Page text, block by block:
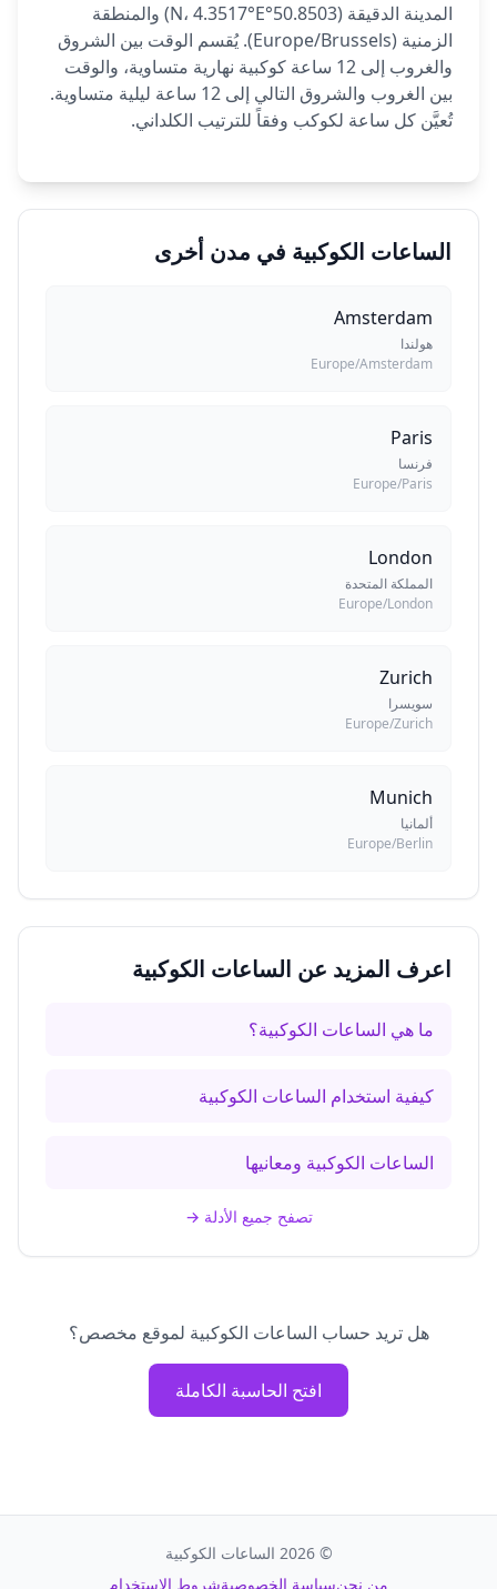
المدينة الدقيقة (50.8503°N، 4.3517°E) والمنطقة
الزمنية (Europe/Brussels). يُقسم الوقت بين الشروق
والغروب إلى 12 ساعة كوكبية نهارية متساوية، والوقت
بين الغروب والشروق التالي إلى 12 ساعة ليلية متساوية.
تُعيَّن كل ساعة لكوكب وفقاً للترتيب الكلداني.
الساعات الكوكبية في مدن أخرى
Amsterdam
هولندا
Europe/Amsterdam
Paris
فرنسا
Europe/Paris
London
المملكة المتحدة
Europe/London
Zurich
سويسرا
Europe/Zurich
Munich
ألمانيا
Europe/Berlin
اعرف المزيد عن الساعات الكوكبية
ما هي الساعات الكوكبية؟
كيفية استخدام الساعات الكوكبية
الساعات الكوكبية ومعانيها
تصفح جميع الأدلة →
هل تريد حساب الساعات الكوكبية لموقع مخصص؟
افتح الحاسبة الكاملة
©
2026 الساعات الكوكبية
من نحنسياسة الخصوصيةشروط الاستخدام